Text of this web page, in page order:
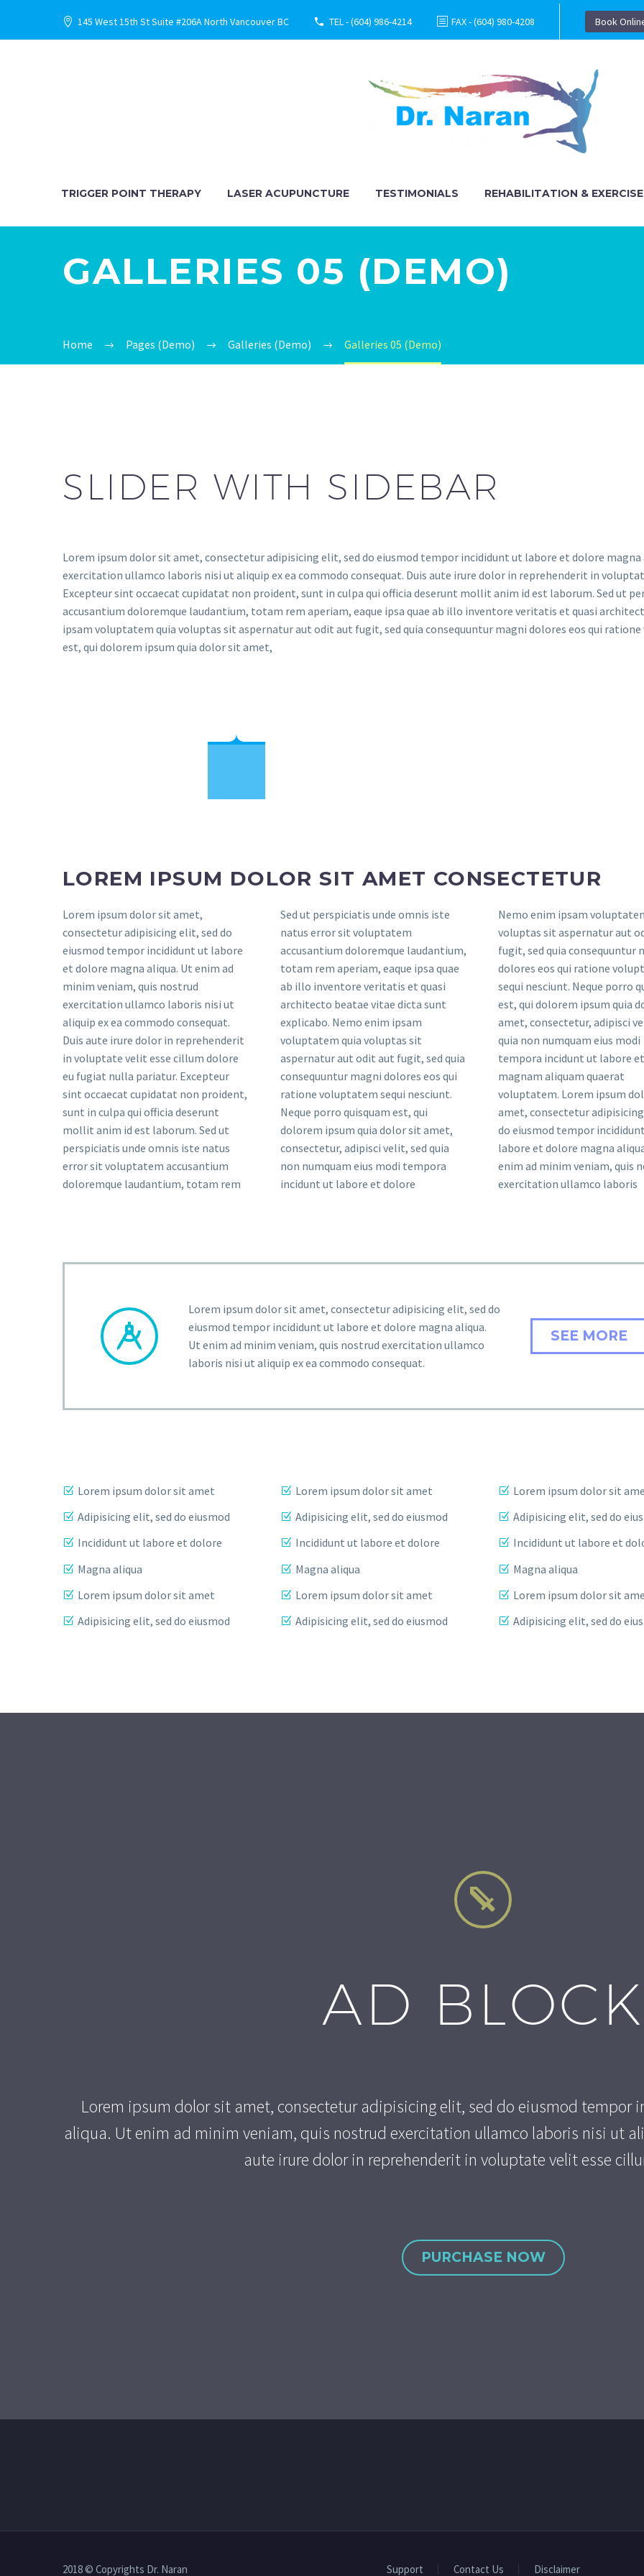
145 West 15th St Suite #206A North Vancouver BC TEL - (604) 986-4214 FAX - (604) 980-4208 Book
TRIGGER POINT THERAPY LASER ACUPUNCTURE TESTIMONIALS REHABILITATION & EXERCISE
GALLERIES 05 (DEMO)
Home Pages (Demo) Galleries (Demo) Galleries 05 (Demo)
SLIDER WITH SIDEBAR
Lorem ipsum dolor sit amet, consectetur adipisicing elit, sed do eiusmod tempor incididunt ut labore et dolore
exercitation ullamco laboris nisi ut aliquip ex ea commodo consequat. Duis aute irure dolor in reprehenderit in
Excepteur sint occaecat cupidatat non proident, sunt in culpa qui officia deserunt mollit anim id est laborum. Sed ut
accusantium doloremque laudantium, totam rem aperiam, eaque ipsa quae ab illo inventore veritatis et quasi
ipsam voluptatem quia voluptas sit aspernatur aut odit aut fugit, sed quia consequuntur magni dolores eos qui
est, qui dolorem ipsum quia dolor sit amet,
LOREM IPSUM DOLOR SIT AMET CONSECTETUR
Lorem ipsum dolor sit amet,
consectetur adipisicing elit, sed do
eiusmod tempor incididunt ut labore
et dolore magna aliqua. Ut enim ad
minim veniam, quis nostrud
exercitation ullamco laboris nisi ut
aliquip ex ea commodo consequat.
Duis aute irure dolor in reprehenderit
in voluptate velit esse cillum dolore
eu fugiat nulla pariatur. Excepteur
sint occaecat cupidatat non proident,
sunt in culpa qui officia deserunt
mollit anim id est laborum. Sed ut
perspiciatis unde omnis iste natus
error sit voluptatem accusantium
doloremque laudantium, totam rem
Sed ut perspiciatis unde omnis iste
natus error sit voluptatem
accusantium doloremque laudantium,
totam rem aperiam, eaque ipsa quae
ab illo inventore veritatis et quasi
architecto beatae vitae dicta sunt
explicabo. Nemo enim ipsam
voluptatem quia voluptas sit
aspernatur aut odit aut fugit, sed quia
consequuntur magni dolores eos qui
ratione voluptatem sequi nesciunt.
Neque porro quisquam est, qui
dolorem ipsum quia dolor sit amet,
consectetur, adipisci velit, sed quia
non numquam eius modi tempora
incidunt ut labore et dolore
Nemo enim ipsam
voluptas sit aspernatur aut
fugit, sed quia consequuntur
dolores eos qui ratione
sequi nesciunt. Neque porro
est, qui dolorem ipsum quia
amet, consectetur, adipisci
quia non numquam eius modi
tempora incidunt ut labore
magnam aliquam quaerat
voluptatem. Lorem ipsum
amet, consectetur
do eiusmod tempor
labore et dolore magna
enim ad minim veniam, quis
exercitation ullamco laboris


Lorem ipsum dolor sit amet, consectetur adipisicing elit, sed do
eiusmod tempor incididunt ut labore et dolore magna aliqua.
Ut enim ad minim veniam, quis nostrud exercitation ullamco
laboris nisi ut aliquip ex ea commodo consequat.
SEE MORE
Lorem ipsum dolor sit amet
Adipisicing elit, sed do eiusmod
Incididunt ut labore et dolore
Magna aliqua
Lorem ipsum dolor sit amet
Adipisicing elit, sed do eiusmod
Lorem ipsum dolor sit amet
Adipisicing elit, sed do eiusmod
Incididunt ut labore et dolore
Magna aliqua
Lorem ipsum dolor sit amet
Adipisicing elit, sed do eiusmod
Lorem ipsum dolor sit
Adipisicing elit, sed do
Incididunt ut labore et
Magna aliqua
Lorem ipsum dolor sit
Adipisicing elit, sed do


AD BLOCK
Lorem ipsum dolor sit amet, consectetur adipisicing elit, sed do eiusmod tempor
aliqua. Ut enim ad minim veniam, quis nostrud exercitation ullamco laboris nisi ut
aute irure dolor in reprehenderit in voluptate velit esse
PURCHASE NOW
Support Contact Us Disclaimer
2018 © Copyrights Dr. Naran